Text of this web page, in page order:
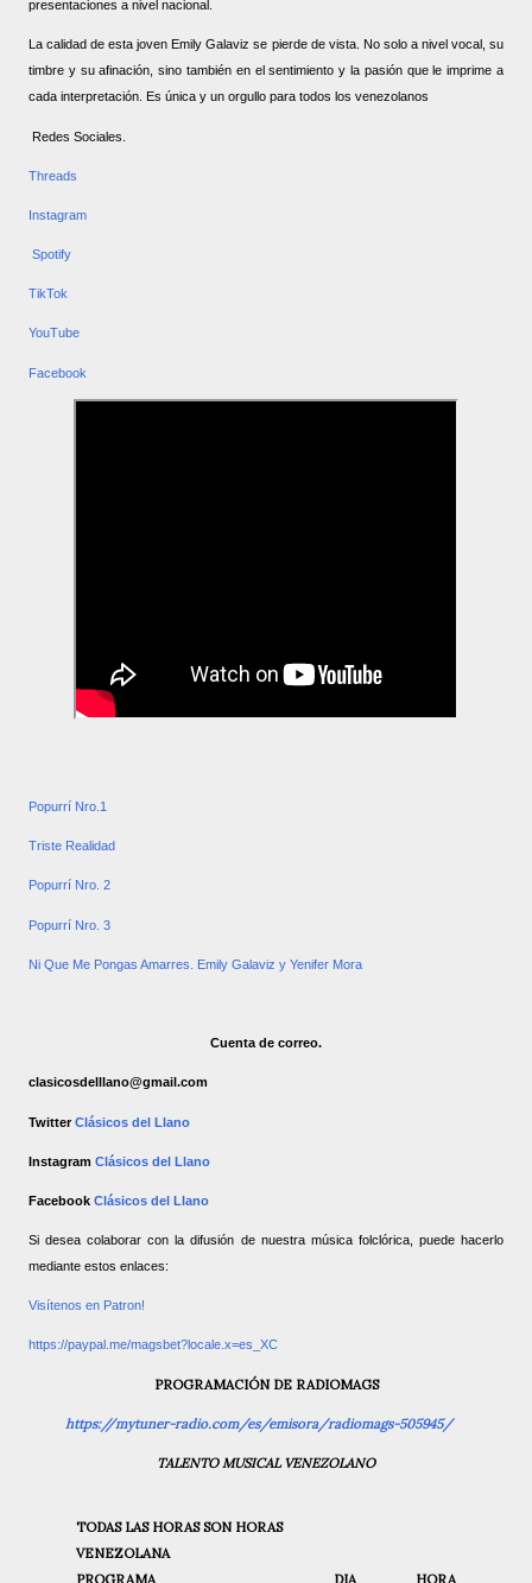
presentaciones a nivel nacional.
La calidad de esta joven Emily Galaviz se pierde de vista. No solo a nivel vocal, su
timbre y su afinación, sino también en el sentimiento y la pasión que le imprime a
cada interpretación. Es única y un orgullo para todos los venezolanos
Redes Sociales.
Threads
Instagram
Spotify
TikTok
YouTube
Facebook
Popurrí Nro.1
Triste Realidad
Popurrí Nro. 2
Popurrí Nro. 3
Ni Que Me Pongas Amarres. Emily Galaviz y Yenifer Mora
Cuenta de correo.
clasicosdelllano@gmail.com
TwitterClásicos del Llano
Instagram Clásicos del Llano
Facebook Clásicos del Llano
Si desea colaborar con la difusión de nuestra música folclórica, puede hacerlo
mediante estos enlaces:
Visítenos en Patron!
https://paypal.me/magsbet?locale.x=es_XC
PROGRAMACIÓN DE RADIOMAGS
https://mytuner-radio.com/es/emisora/radiomags-505945/
TALENTO MUSICAL VENEZOLANO
TODAS LAS HORAS SON HORAS
VENEZOLANA
PROGRAMA
DIA HORA